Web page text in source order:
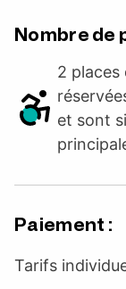
Nombre de
2 places
et sont
Paiement :
Tarifs